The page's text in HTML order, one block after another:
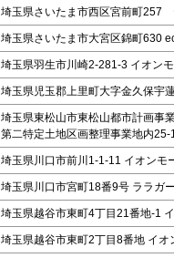
埼玉県さいたま市西区宮前町257
埼玉県さいたま市大宮区錦町630
埼玉県羽生市川崎2-281-3 イオン
埼玉県児玉郡上里町大字金久保宇
埼玉県東松山市東松山都市計画事
第二特定土地区画整理事業地内25-
埼玉県川口市前川1-1-11 イオンモ
埼玉県川口市宮町18番9号 ララガ
埼玉県越谷市東町4丁目21番地-1
埼玉県越谷市東町2丁目8番地 イ